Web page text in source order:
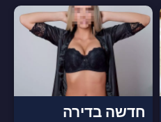
חדשה בדירה